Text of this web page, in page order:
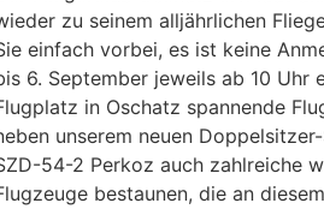
zu seinem alljährlichen
einfach vorbei, es ist keine
6. September jeweils ab 10 Uhr
in Oschatz spannende
unserem neuen
54-2 Perkoz auch zahlreiche
bestaunen, die an